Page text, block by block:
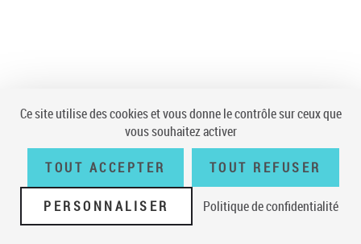
Ce site utilise des cookies et vous donne le contrôle sur ceux que
vous souhaitez activer
TOUT ACCEPTER TOUT REFUSER
PERSONNALISER Politique de confidentialité